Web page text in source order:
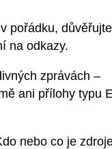
pořádku, důvěřujte
na odkazy.
zprávách –
ani přílohy typu
nebo co je